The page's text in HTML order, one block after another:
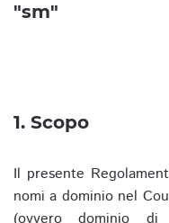
"sm"
1. Scopo
Il presente
nomi a dominio nel